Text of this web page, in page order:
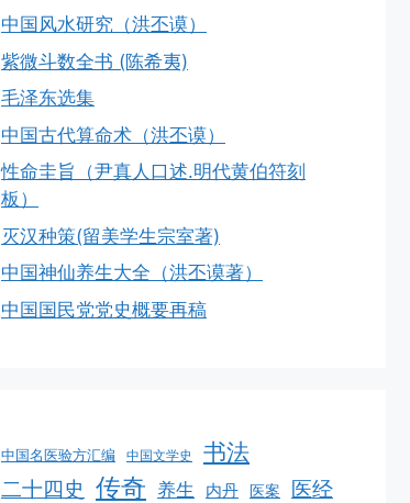
中国风水研究（洪丕谟）
紫微斗数全书 (陈希夷)
毛泽东选集
中国古代算命术（洪丕谟）
性命圭旨（尹真人口述.明代黄伯符刻
板）
灭汉种策(留美学生宗室著)
中国神仙养生大全（洪丕谟著）
中国国民党党史概要再稿
中国名医验方汇编 中国文学史 书法
二十四史 传奇 养生 内丹 医案 医经